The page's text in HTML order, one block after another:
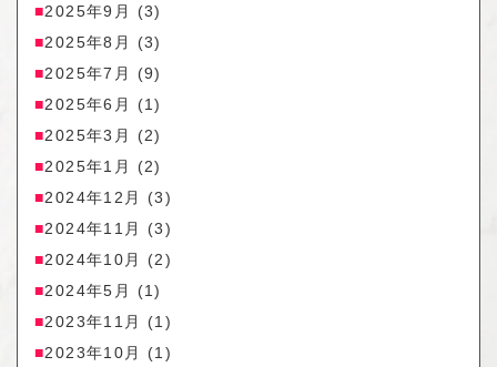
2025年9月
(3)
2025年8月
(3)
2025年7月
(9)
2025年6月
(1)
2025年3月
(2)
2025年1月
(2)
2024年12月
(3)
2024年11月
(3)
2024年10月
(2)
2024年5月
(1)
2023年11月
(1)
2023年10月
(1)